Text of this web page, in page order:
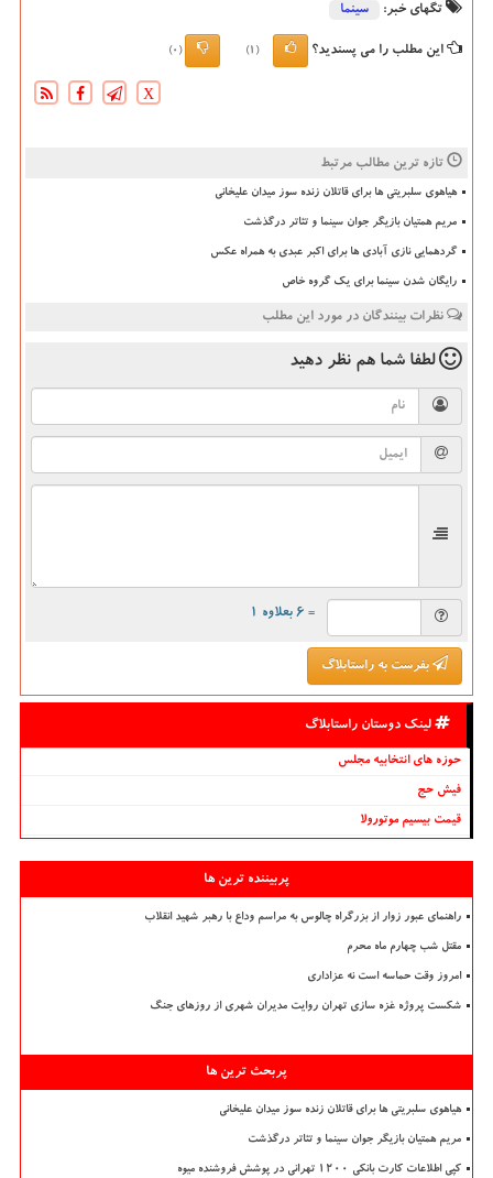
تگهای خبر: سینما
این مطلب را می پسندید؟ (1)
(0)
X
تازه ترین مطالب مرتبط
هیاهوی سلبریتی ها برای قاتلان زنده سوز میدان علیخانی
مریم همتیان بازیگر جوان سینما و تئاتر درگذشت
گردهمایی نازی آبادی ها برای اکبر عبدی به همراه عکس
رایگان شدن سینما برای یک گروه خاص
نظرات بینندگان در مورد این مطلب
لطفا شما هم نظر دهید
= ۶ بعلاوه ۱
بفرست به راستابلاگ
لینک دوستان راستابلاگ
حوزه های انتخابیه مجلس
فیش حج
قیمت بیسیم موتورولا
پربیننده ترین ها
راهنمای عبور زوار از بزرگراه چالوس به مراسم وداع با رهبر شهید انقلاب
مقتل شب چهارم ماه محرم
امروز وقت حماسه است نه عزاداری
شکست پروژه غزه سازی تهران روایت مدیران شهری از روزهای جنگ
پربحث ترین ها
هیاهوی سلبریتی ها برای قاتلان زنده سوز میدان علیخانی
مریم همتیان بازیگر جوان سینما و تئاتر درگذشت
کپی اطلاعات کارت بانکی ۱۲۰۰ تهرانی در پوشش فروشنده میوه